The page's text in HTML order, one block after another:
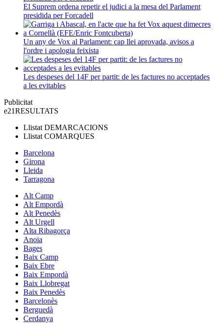
El Suprem ordena repetir el judici a la mesa del Parlament
presidida per Forcadell
Un any de Vox al Parlament: cap llei aprovada, avisos a
l'ordre i apologia feixista
Les despeses del 14F per partit: de les factures no acceptades
a les evitables
Publicitat
e21RESULTATS
Llistat DEMARCACIONS
Llistat COMARQUES
Barcelona
Girona
Lleida
Tarragona
Alt Camp
Alt Empordà
Alt Penedès
Alt Urgell
Alta Ribagorça
Anoia
Bages
Baix Camp
Baix Ebre
Baix Empordà
Baix Llobregat
Baix Penedès
Barcelonès
Berguedà
Cerdanya